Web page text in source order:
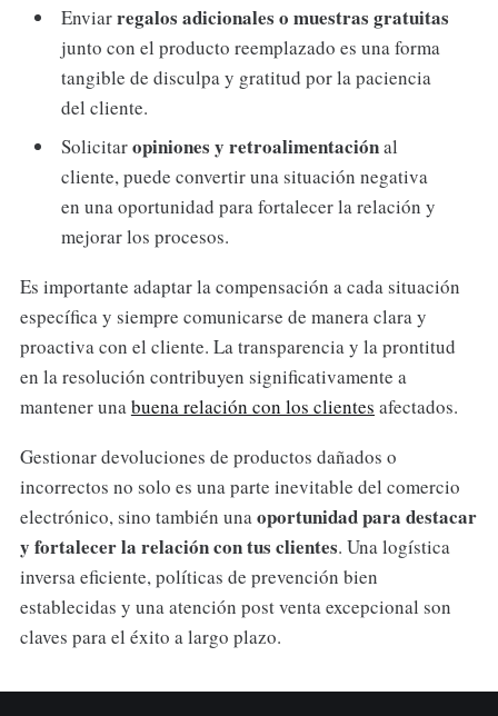
Enviarregalos adicionales o muestras gratuitas
junto con el producto reemplazado es una forma
tangible de disculpa y gratitud por la paciencia
del cliente.
Solicitaropiniones y retroalimentaciónal
cliente, puede convertir una situación negativa
en una oportunidad para fortalecer la relación y
mejorar los procesos.
Es importante adaptar la compensación a cada situación
específica y siempre comunicarse de manera clara y
proactiva con el cliente. La transparencia y la prontitud
en la resolución contribuyen significativamente a
mantener unabuena relación con los clientes afectados.
Gestionar devoluciones de productos dañados o
incorrectos no solo es una parte inevitable del comercio
electrónico, sino también unaoportunidad para destacar
y fortalecer la relación con tus clientes. Una logística
inversa eficiente, políticas de prevención bien
establecidas y una atención post venta excepcional son
claves para el éxito a largo plazo.